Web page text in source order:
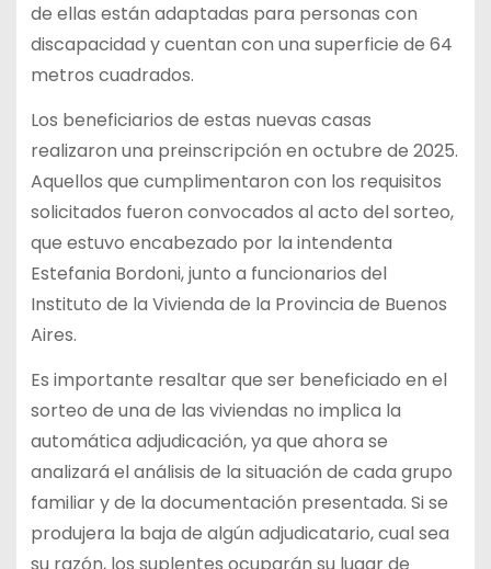
de ellas están adaptadas para personas con
discapacidad y cuentan con una superficie de 64
metros cuadrados.
Los beneficiarios de estas nuevas casas
realizaron una preinscripción en octubre de 2025.
Aquellos que cumplimentaron con los requisitos
solicitados fueron convocados al acto del sorteo,
que estuvo encabezado por la intendenta
Estefania Bordoni, junto a funcionarios del
Instituto de la Vivienda de la Provincia de Buenos
Aires.
Es importante resaltar que ser beneficiado en el
sorteo de una de las viviendas no implica la
automática adjudicación, ya que ahora se
analizará el análisis de la situación de cada grupo
familiar y de la documentación presentada. Si se
produjera la baja de algún adjudicatario, cual sea